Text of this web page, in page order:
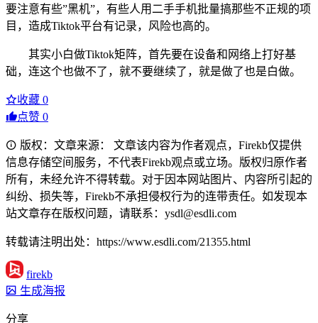
要注意有些”黑机”，有些人用二手手机批量搞那些不正规的项
目，造成Tiktok平台有记录，风险也高的。
其实小白做Tiktok矩阵，首先要在设备和网络上打好基
础，连这个也做不了，就不要继续了，就是做了也是白做。
收藏 0
点赞 0
版权：文章来源： 文章该内容为作者观点，Firekb仅提供
信息存储空间服务，不代表Firekb观点或立场。版权归原作者
所有，未经允许不得转载。对于因本网站图片、内容所引起的
纠纷、损失等，Firekb不承担侵权行为的连带责任。如发现本
站文章存在版权问题，请联系：ysdl@esdli.com
转载请注明出处：https://www.esdli.com/21355.html
firekb
生成海报
分享